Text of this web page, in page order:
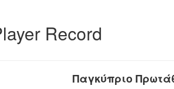
Record
Παγκύπριο